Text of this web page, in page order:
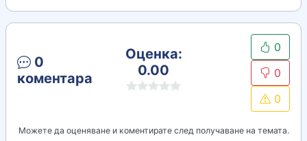
0
коментара
Оценка:
0.00
0
0
0
Можете да оценяване и коментирате след получаване на темата.